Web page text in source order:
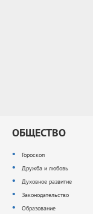
ОБЩЕСТВО
Гороскоп
Дружба и любовь
Духовное развитие
Законодательство
Образование